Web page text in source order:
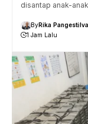
disantap anak-
ByRika Pangesti
1 Jam Lalu